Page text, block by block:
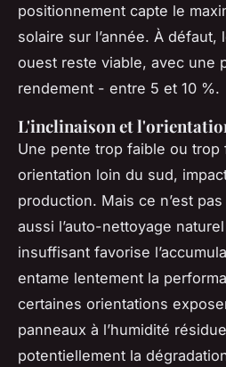
positionnement capte le
solaire sur l’année. À
ouest reste viable, avec une
rendement - entre 5 et 10 %.
L'inclinaison et
Une pente trop faible ou trop
orientation loin du sud,
production. Mais ce n’est
aussi l’auto-nettoyage
insuffisant favorise
entame lentement la
certaines orientations
panneaux à l’humidité
potentiellement la